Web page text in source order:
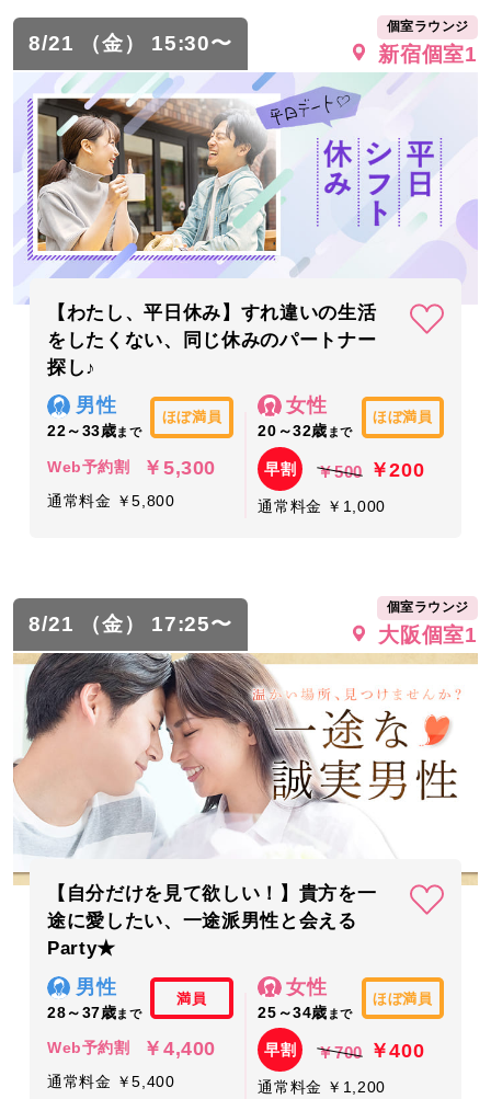
8/21 （金） 15:30〜
個室ラウンジ
新宿個室1
【わたし、平日休み】すれ違いの生活
をしたくない、同じ休みのパートナー
探し♪
男性
22～33歳まで
ほぼ満員
Web予約割 ￥5,300
通常料金 ￥5,800
女性
20～32歳 まで
ほぼ満員
早割 ￥500 ￥200
通常料金 ￥1,000
8/21 （金） 17:25〜
個室ラウンジ
大阪個室1
【自分だけを見て欲しい！】貴方を一
途に愛したい、一途派男性と会える
Party★
男性
28～37歳まで
満員
Web予約割 ￥4,400
通常料金 ￥5,400
女性
25～34歳 まで
ほぼ満員
早割 ￥700 ￥400
通常料金 ￥1,200